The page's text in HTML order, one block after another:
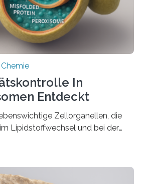
In
Entdeckt
Zellorganellen, die
Lipidstoffwechsel und bei der
zahlreiche Enzyme präzise in
Bochum um Prof. Dr. Ralf Erdmann